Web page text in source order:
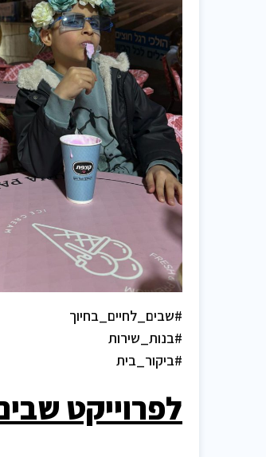
#שבים_לחיים_בחיוך
#בנות_שירות
#ביקור_בית
לפרוייקט